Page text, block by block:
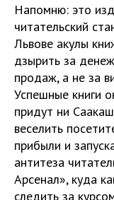
Напомню: это
читательский
Львове акулы
дзырить за
продаж, а не за
Успешные книги
придут ни
веселить
прибыли и
антитеза
Арсенал», куда
следить за